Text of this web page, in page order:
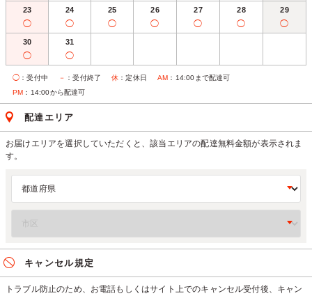
23
◯
24
◯
25
◯
26
◯
27
◯
28
◯
29
◯
30
◯
31
◯
◯ ：受付中 － ：受付終了 休 ：定休日 AM ：14:00まで配達可
PM ：14:00から配達可
配達エリア
お届けエリアを選択していただくと、該当エリアの配達無料金額が表示されま
す。
キャンセル規定
トラブル防止のため、お電話もしくはサイト上でのキャンセル受付後、キャン